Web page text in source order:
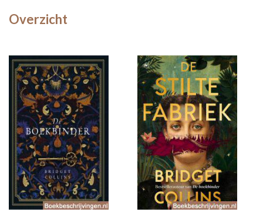
Overzicht